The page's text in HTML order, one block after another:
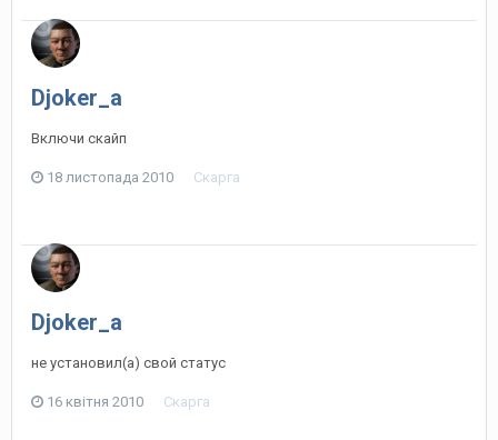
Djoker_a
Включи скайп
18 листопада 2010 Скарга
Djoker_a
не установил(а) свой статус
16 квітня 2010 Скарга